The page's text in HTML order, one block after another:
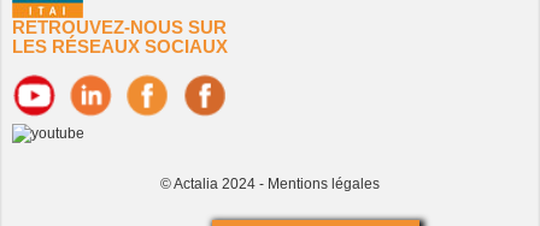
RETROUVEZ-NOUS SUR
LES RÉSEAUX SOCIAUX
© Actalia 2024 - Mentions légales